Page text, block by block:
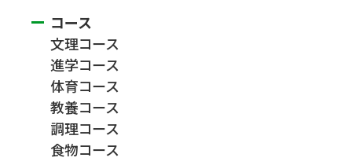
コース
文理コース
進学コース
体育コース
教養コース
調理コース
食物コース